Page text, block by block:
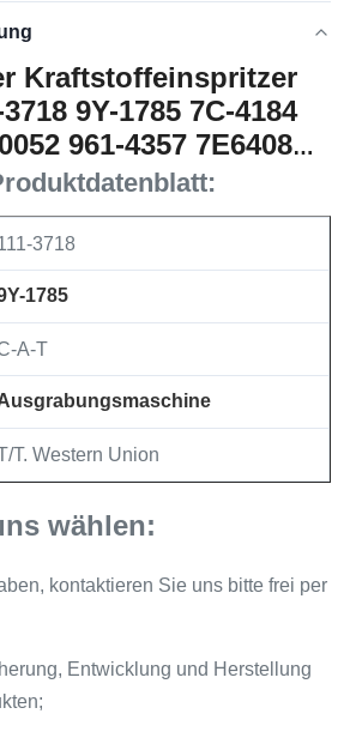
Kraftstoffeinspritzer
9Y-1785 7C-4184
961-4357 7E6408
3718
1785
A-T
T. Western Union
wählen:
kontaktieren Sie uns bitte frei per
Entwicklung und Herstellung